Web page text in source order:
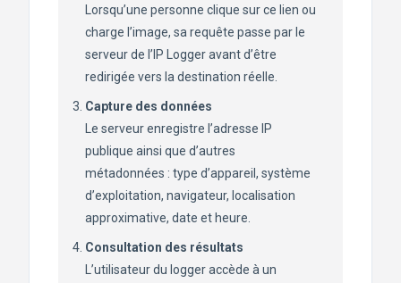
Lorsqu’une personne clique sur ce lien ou
charge l’image, sa requête passe par le
serveur de l’IP Logger avant d’être
redirigée vers la destination réelle.
Capture des données
Le serveur enregistre l’adresse IP
publique ainsi que d’autres
métadonnées : type d’appareil, système
d’exploitation, navigateur, localisation
approximative, date et heure.
Consultation des résultats
L’utilisateur du logger accède à un